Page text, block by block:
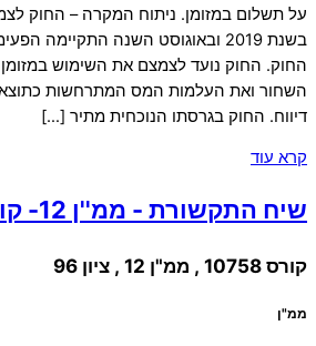
על תשלום במזומן. ניתוח המקרה – החוק
בשנת 2019 ובאוגוסט השנה התקיימה
החוק. החוק נועד לצמצם את השימוש
השחור ואת העלמות המס המתרחשות
דיווח. החוק בגרסתו הנוכחית מתיר […]
קרא עוד
שיח התקשורת - ממ''ן 12- קורס 10758
קורס 10758 , ממ"ן 12 , ציון 96
ממ"ן